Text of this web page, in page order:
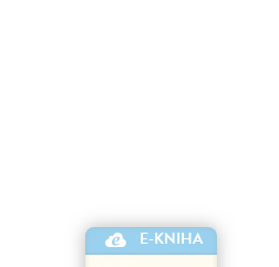
E-KNIHA